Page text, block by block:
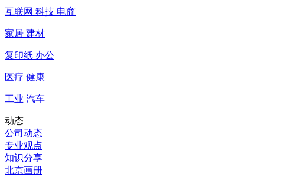
互联网 科技 电商
家居 建材
复印纸 办公
医疗 健康
工业 汽车
动态
公司动态
专业观点
知识分享
北京画册